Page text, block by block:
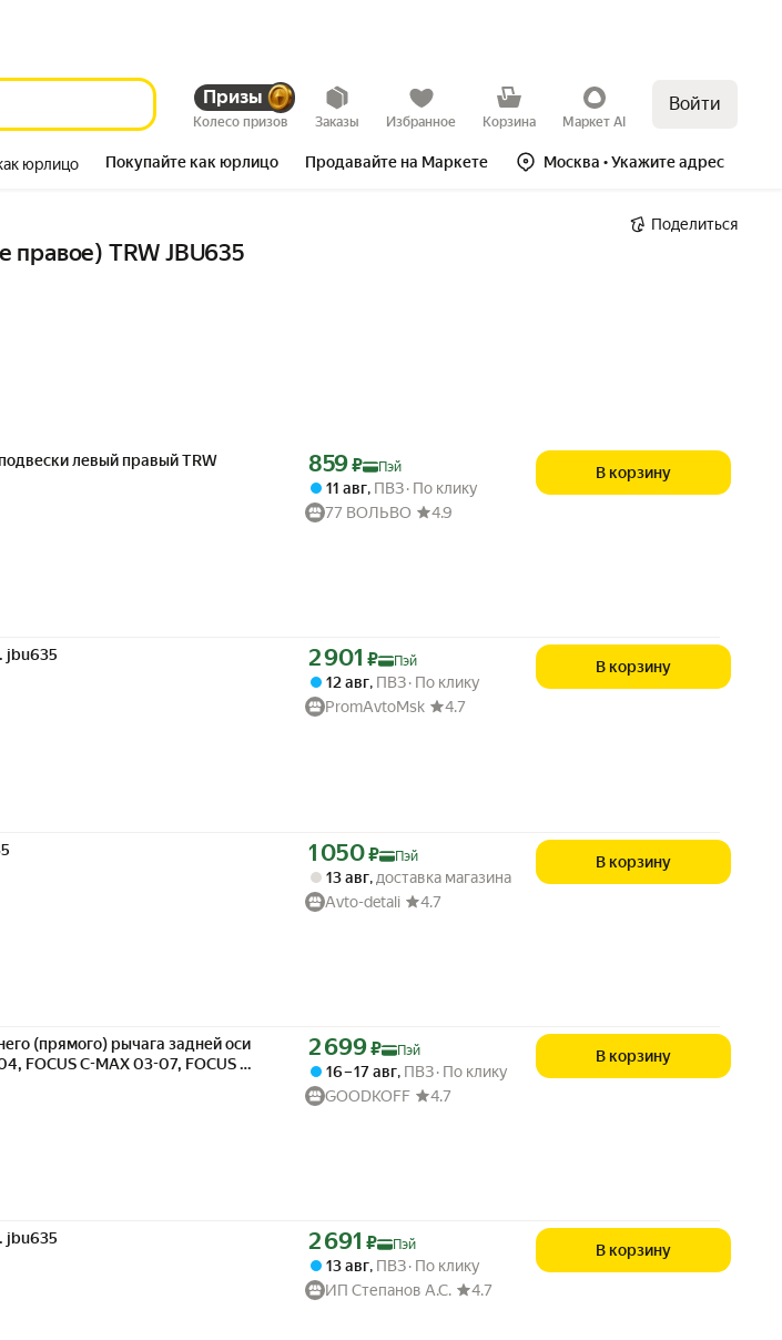
Призы
Колесо призов Заказы Избранное Корзина Маркет AI
Войти
юрлицо Покупайте как юрлицо Продавайте на Маркете Москва • Укажите адрес
правое) TRW JBU635
Поделиться
левый правый TRW
Цена с картой Яндекс Пэй 859 ₽ вместо
859₽ Пэй
11 авг, ПВЗ По клику
77 ВОЛЬВО
4.9
В корзину
jbu635
Цена с картой Яндекс Пэй 2901 ₽ вместо
2 901 ₽ Пэй
12 авг, ПВЗ По клику
PromAvtoMsk
4.7
В корзину
Цена с картой Яндекс Пэй 1050 ₽ вместо
1 050₽ Пэй
13 авг, доставка магазина
Avto-detali
4.7
В корзину
(прямого) рычага задней оси
FOCUS C-MAX 03-07, FOCUS II
Цена с картой Яндекс Пэй 2699 ₽ вместо
2 699₽ Пэй
16 – 17 авг, ПВЗ По клику
GOODKOFF
4.7
В корзину
jbu635
Цена с картой Яндекс Пэй 2691 ₽ вместо
2 691 ₽ Пэй
13 авг, ПВЗ По клику
ИП Степанов А.С.
4.7
В корзину